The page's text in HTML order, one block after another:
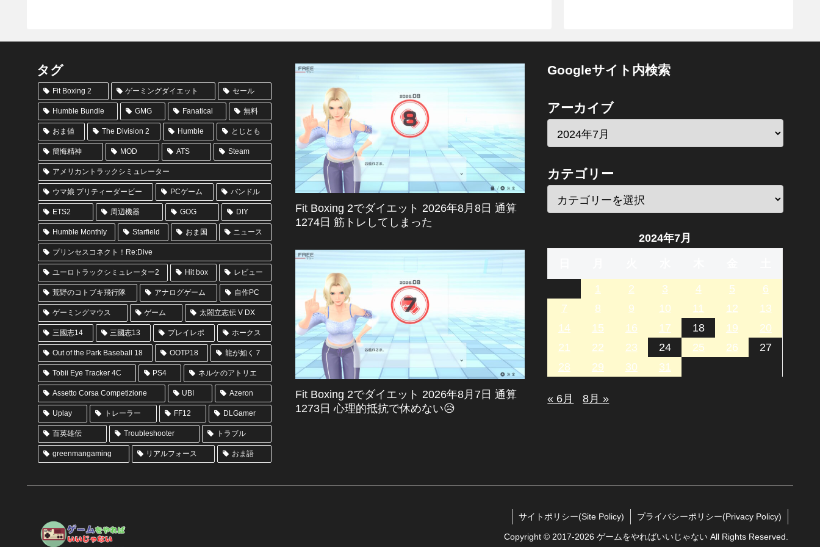
タグ
Fit Boxing 2 ゲーミングダイエット セール
Humble Bundle GMG Fanatical 無料
おま値 The Division 2 Humble とじとも
簡悔精神 MOD ATS Steam
アメリカントラックシミュレーター
ウマ娘 プリティーダービー PCゲーム バンドル
ETS2 周辺機器 GOG DIY
Humble Monthly Starfield おま国 ニュース
プリンセスコネクト！Re:Dive
ユーロトラックシミュレーター2 Hit box レビュー
荒野のコトブキ飛行隊 アナログゲーム 自作PC
ゲーミングマウス ゲーム 太閤立志伝 V DX
三國志14 三國志13 プレイレポ ホークス
Out of the Park Baseball 18 OOTP18 龍が如く７
Tobii Eye Tracker 4C PS4 ネルケのアトリエ
Assetto Corsa Competizione UBI Azeron
Uplay トレーラー FF12 DLGamer
百英雄伝 Troubleshooter トラブル
greenmangaming リアルフォース おま語
Fit Boxing 2でダイエット 2026年8月8日 通算
1274日 筋トレしてしまった
Fit Boxing 2でダイエット 2026年8月7日 通算
1273日 心理的抵抗で休めない😥
Googleサイト内検索
アーカイブ
カテゴリー
2024年7月
1 2 3 4 5
6
7
8 9 10 11 12
13
14
15 16 17 18 19
20
21
22 23 24 25 26
27
28
29 30 31
« 6月 8月 »
サイトポリシー(Site Policy) プライバシーポリシー(Privacy Policy)
Copyright © 2017-2026 ゲームをやればいいじゃない All Rights Reserved.